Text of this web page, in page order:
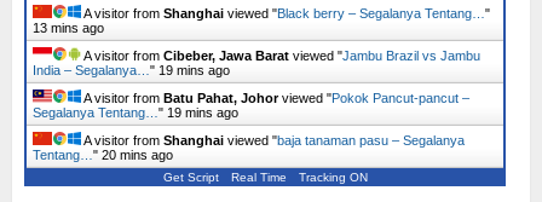
A visitor from Shanghai viewed "Black berry – Segalanya Tentang… "
13 mins ago
A visitor from Cibeber, Jawa Barat viewed "Jambu Brazil vs Jambu
India – Segalanya… " 19 mins ago
A visitor from Batu Pahat, Johorviewed "Pokok Pancut-pancut –
Segalanya Tentang… " 19 mins ago
A visitor from Shanghai viewed "baja tanaman pasu – Segalanya
Tentang… " 20 mins ago
Get Script Real Time Tracking ON